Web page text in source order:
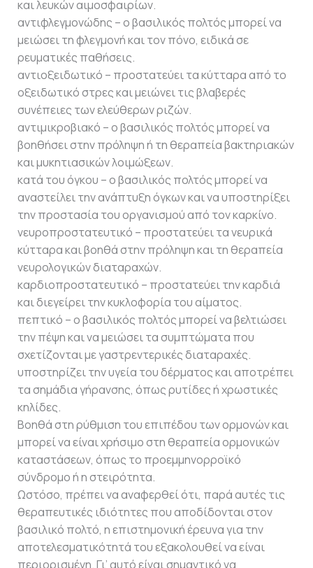
και λευκών αιμοσφαιρίων.
αντιφλεγμονώδης – ο βασιλικός πολτός μπορεί να
μειώσει τη φλεγμονή και τον πόνο, ειδικά σε
ρευματικές παθήσεις.
αντιοξειδωτικό – προστατεύει τα κύτταρα από το
οξειδωτικό στρες και μειώνει τις βλαβερές
συνέπειες των ελεύθερων ριζών.
αντιμικροβιακό – ο βασιλικός πολτός μπορεί να
βοηθήσει στην πρόληψη ή τη θεραπεία βακτηριακών
και μυκητιασικών λοιμώξεων.
κατά του όγκου – ο βασιλικός πολτός μπορεί να
αναστείλει την ανάπτυξη όγκων και να υποστηρίξει
την προστασία του οργανισμού από τον καρκίνο.
νευροπροστατευτικό – προστατεύει τα νευρικά
κύτταρα και βοηθά στην πρόληψη και τη θεραπεία
νευρολογικών διαταραχών.
καρδιοπροστατευτικό – προστατεύει την καρδιά
και διεγείρει την κυκλοφορία του αίματος.
πεπτικό – ο βασιλικός πολτός μπορεί να βελτιώσει
την πέψη και να μειώσει τα συμπτώματα που
σχετίζονται με γαστρεντερικές διαταραχές.
υποστηρίζει την υγεία του δέρματος και αποτρέπει
τα σημάδια γήρανσης, όπως ρυτίδες ή χρωστικές
κηλίδες.
Βοηθά στη ρύθμιση του επιπέδου των ορμονών και
μπορεί να είναι χρήσιμο στη θεραπεία ορμονικών
καταστάσεων, όπως το προεμμηνορροϊκό
σύνδρομο ή η στειρότητα.
Ωστόσο, πρέπει να αναφερθεί ότι, παρά αυτές τις
θεραπευτικές ιδιότητες που αποδίδονται στον
βασιλικό πολτό, η επιστημονική έρευνα για την
αποτελεσματικότητά του εξακολουθεί να είναι
περιορισμένη. Γι’ αυτό είναι σημαντικό να